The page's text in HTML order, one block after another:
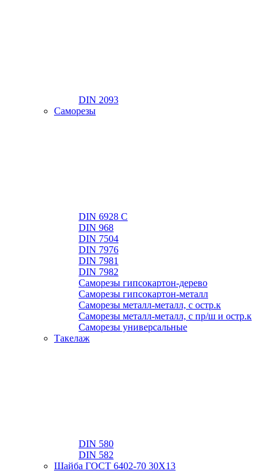
DIN 2093
Саморезы
DIN 6928 C
DIN 968
DIN 7504
DIN 7976
DIN 7981
DIN 7982
Саморезы гипсокартон-дерево
Саморезы гипсокартон-металл
Саморезы металл-металл, с остр.к
Саморезы металл-металл, с пр/ш и остр.к
Саморезы универсальные
Такелаж
DIN 580
DIN 582
Шайба ГОСТ 6402-70 30Х13